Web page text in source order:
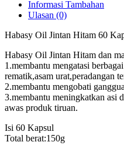
Informasi Tambahan
Ulasan (0)
Habasy Oil Jintan Hitam 60
Habasy Oil Jintan Hitam dan
1.membantu mengatasi
rematik,asam urat,peradangan
2.membantu mengobati
3.membantu meningkatkan asi
awas produk tiruan.
Isi 60 Kapsul
Total berat:150g